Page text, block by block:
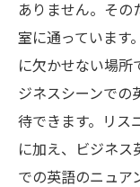
ありません。その
室に通っています
に欠かせない場所
ジネスシーンでの
待できます。リス
に加え、ビジネス
での英語のニュア